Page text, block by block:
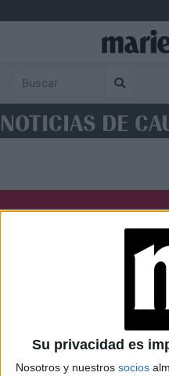
Su privacidad es
Nosotros y nuestros socios
NOTICIAS DE
Caras
Weekend
Look
Luz Mía